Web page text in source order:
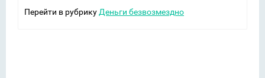
Перейти в рубрику Деньги безвозмездно